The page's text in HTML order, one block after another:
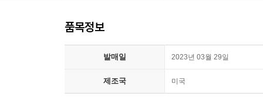
품목정보
발매일 2023년 03월 29일
제조국 미국